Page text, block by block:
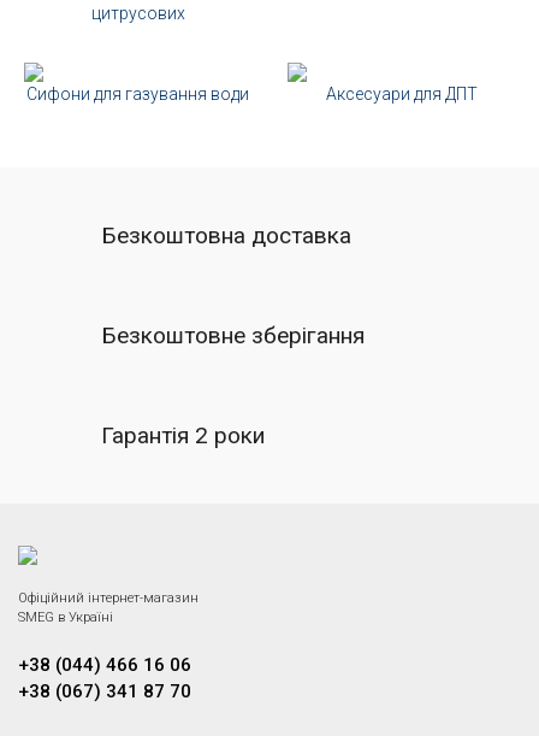
цитрусових
Сифони для газування води Аксесуари для ДПТ
Безкоштовна доставка
Безкоштовне зберігання
Гарантія 2 роки
Офіційний інтернет-магазин
SMEG в Україні
+38 (044) 466 16 06
+38 (067) 341 87 70